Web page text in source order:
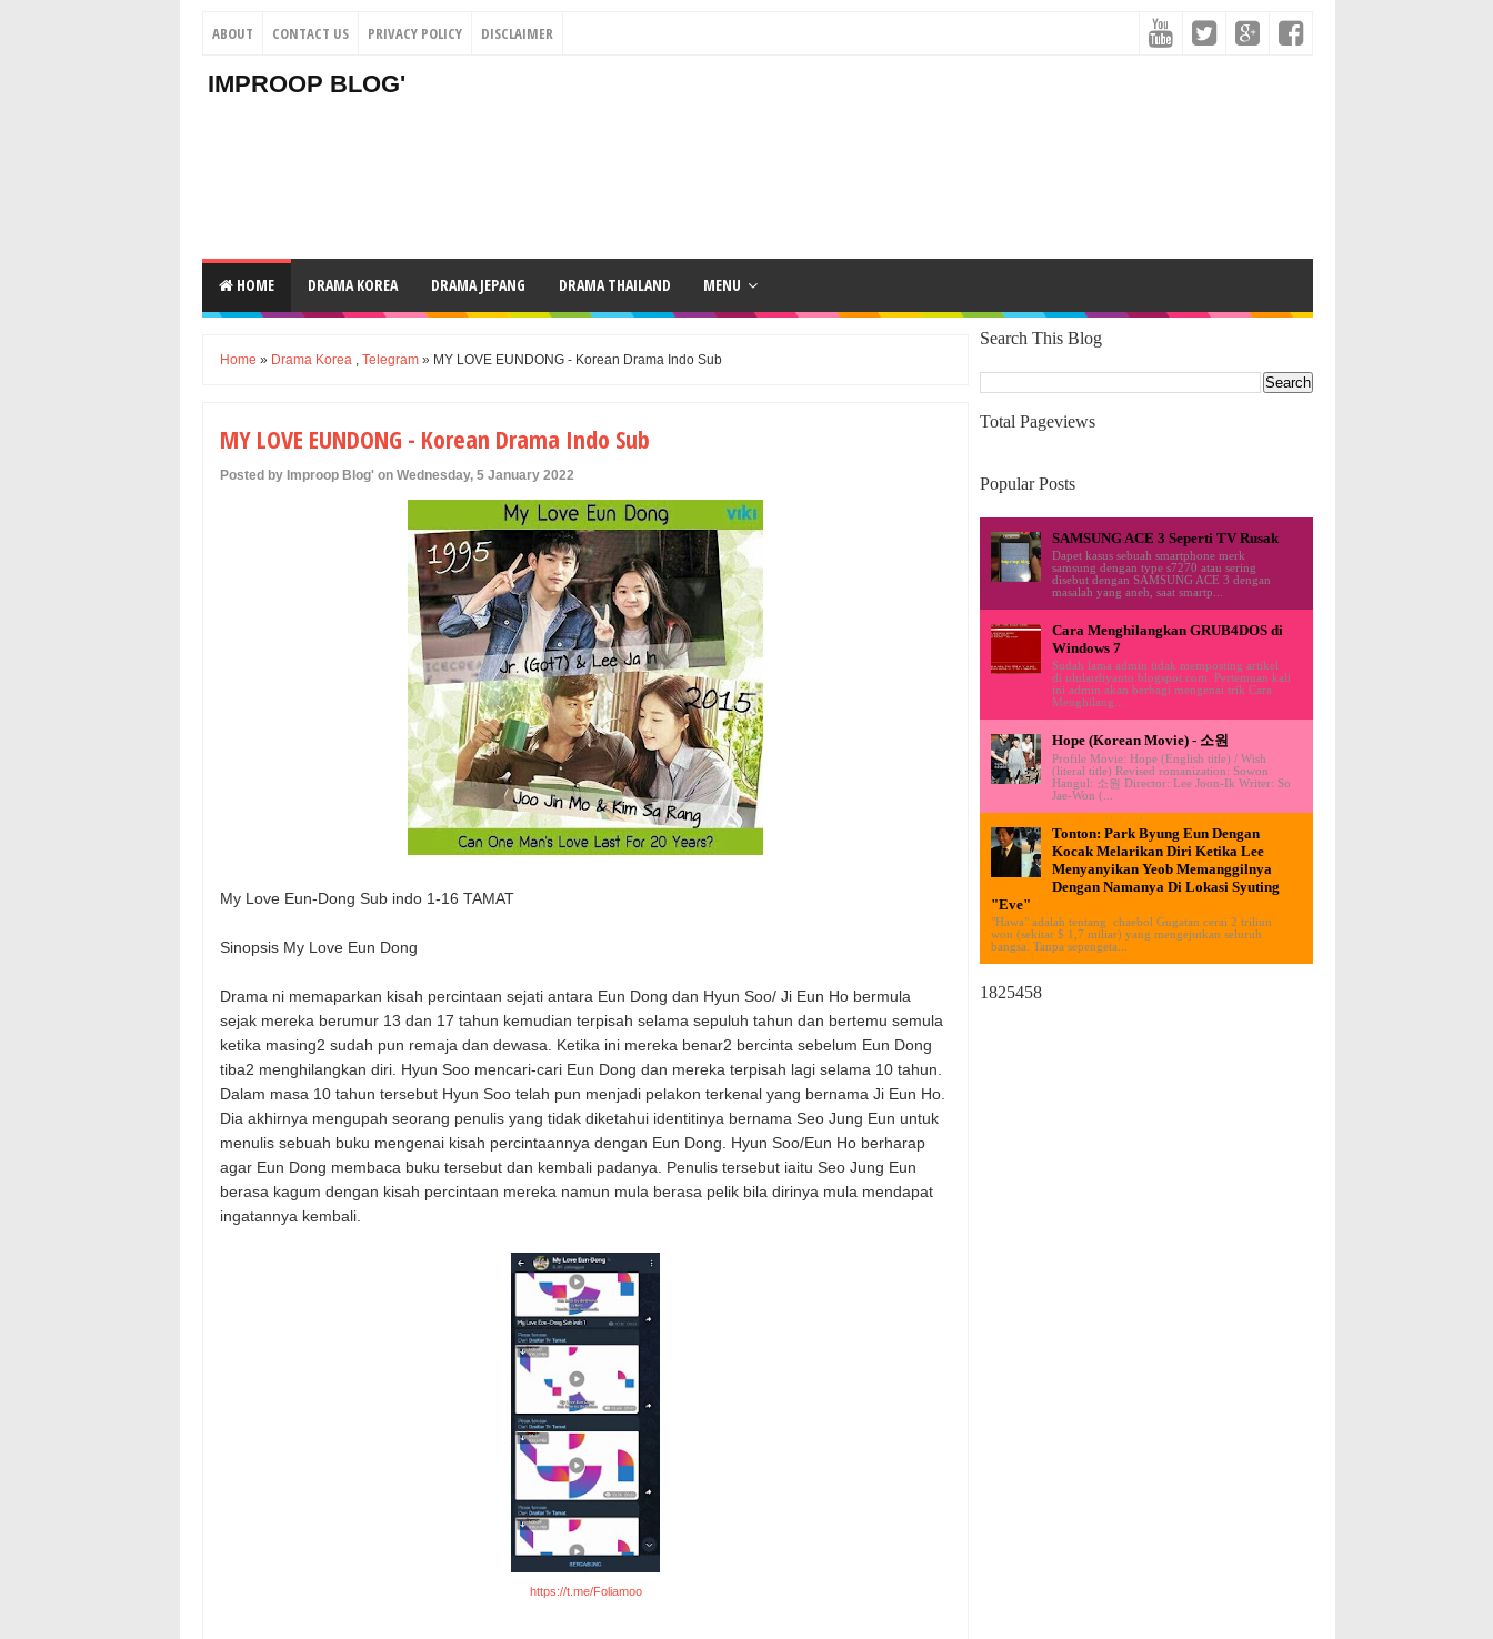
ABOUT CONTACT US PRIVACY POLICY DISCLAIMER
IMPROOP BLOG'
HOME DRAMA KOREA DRAMA JEPANG DRAMA THAILAND MENU
Home » Drama Korea , Telegram » MY LOVE EUNDONG - Korean Drama Indo Sub
MY LOVE EUNDONG - Korean Drama Indo Sub
Posted by Improop Blog' on Wednesday, 5 January 2022
My Love Eun-Dong Sub indo 1-16 TAMAT
Sinopsis My Love Eun Dong
Drama ni memaparkan kisah percintaan sejati antara Eun Dong dan Hyun Soo/ Ji Eun Ho bermula
sejak mereka berumur 13 dan 17 tahun kemudian terpisah selama sepuluh tahun dan bertemu semula
ketika masing2 sudah pun remaja dan dewasa. Ketika ini mereka benar2 bercinta sebelum Eun Dong
tiba2 menghilangkan diri. Hyun Soo mencari-cari Eun Dong dan mereka terpisah lagi selama 10 tahun.
Dalam masa 10 tahun tersebut Hyun Soo telah pun menjadi pelakon terkenal yang bernama Ji Eun Ho.
Dia akhirnya mengupah seorang penulis yang tidak diketahui identitinya bernama Seo Jung Eun untuk
menulis sebuah buku mengenai kisah percintaannya dengan Eun Dong. Hyun Soo/Eun Ho berharap
agar Eun Dong membaca buku tersebut dan kembali padanya. Penulis tersebut iaitu Seo Jung Eun
berasa kagum dengan kisah percintaan mereka namun mula berasa pelik bila dirinya mula mendapat
ingatannya kembali.
https://t.me/Foliamoo
Search This Blog
Total Pageviews
Popular Posts
SAMSUNG ACE 3 Seperti TV Rusak
Dapet kasus sebuah smartphone merk
samsung dengan type s7270 atau sering
disebut dengan SAMSUNG ACE 3 dengan
masalah yang aneh, saat smartp...
Cara Menghilangkan GRUB4DOS di
Windows 7
Sudah lama admin tidak memposting artikel
di ululardiyanto.blogspot.com. Pertemuan kali
ini admin akan berbagi mengenai trik Cara
Menghilang...
Hope (Korean Movie) - 소원
Profile Movie: Hope (English title) / Wish
(literal title) Revised romanization: Sowon
Hangul: 소원 Director: Lee Joon-Ik Writer: So
Jae-Won (...
Tonton: Park Byung Eun Dengan
Kocak Melarikan Diri Ketika Lee
Menyanyikan Yeob Memanggilnya
Dengan Namanya Di Lokasi Syuting
"Eve"
"Hawa" adalah tentang chaebol Gugatan cerai 2 triliun
won (sekitar $ 1,7 miliar) yang mengejutkan seluruh
bangsa. Tanpa sepengeta...
1825458